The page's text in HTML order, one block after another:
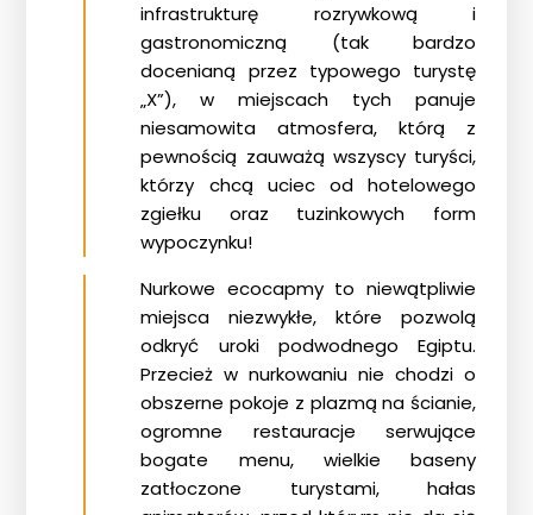
infrastrukturę rozrywkową i
gastronomiczną (tak bardzo
docenianą przez typowego turystę
„X”), w miejscach tych panuje
niesamowita atmosfera, którą z
pewnością zauważą wszyscy turyści,
którzy chcą uciec od hotelowego
zgiełku oraz tuzinkowych form
wypoczynku!
Nurkowe ecocapmy to niewątpliwie
miejsca niezwykłe, które pozwolą
odkryć uroki podwodnego Egiptu.
Przecież w nurkowaniu nie chodzi o
obszerne pokoje z plazmą na ścianie,
ogromne restauracje serwujące
bogate menu, wielkie baseny
zatłoczone turystami, hałas